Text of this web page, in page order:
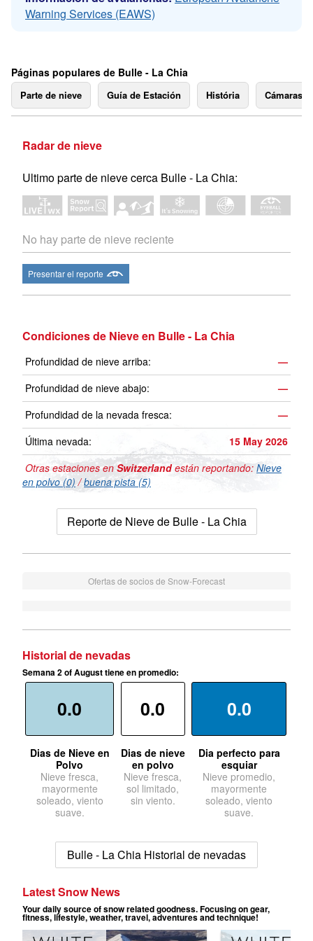
Warning Services (EAWS)
Páginas populares de Bulle - La Chia
Parte de nieve Guía de Estación História Cámaras
Radar de nieve
Ultimo parte de nieve cerca Bulle - La Chia:
No hay parte de nieve reciente
Presentar el reporte
Condiciones de Nieve en Bulle - La Chia
Profundidad de nieve arriba:
—
Profundidad de nieve abajo:
—
Profundidad de la nevada fresca:
—
Última nevada:
15 May 2026
Otras estaciones enSwitzerlandestán reportando: Nieve
en polvo (0) /buena pista (5)
Reporte de Nieve de Bulle - La Chia
Ofertas de socios de Snow-Forecast
Historial de nevadas
Semana 2 of August tiene en promedio:
0.0
Dias de Nieve en
Polvo
Nieve fresca,
mayormente
soleado, viento
suave.
0.0
Dias de nieve
en polvo
Nieve fresca,
sol limitado,
sin viento.
0.0
Dia perfecto para
esquiar
Nieve promedio,
mayormente
soleado, viento
suave.
Bulle - La Chia Historial de nevadas